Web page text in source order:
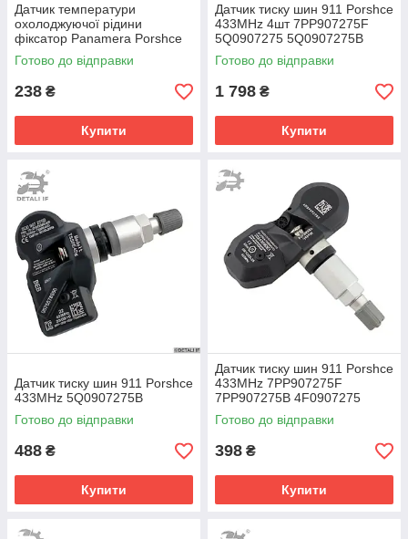
Датчик температури
охолоджуючої рідини
фіксатор Panamera Porshce
06A919501 06A919501A
032121142
Готово до відправки
238 ₴
Купити
Датчик тиску шин 911 Porshce
433MHz 4шт 7PP907275F
5Q0907275 5Q0907275B
Готово до відправки
1 798 ₴
Купити
Датчик тиску шин 911 Porshce
433MHz 5Q0907275B
Готово до відправки
488 ₴
Купити
Датчик тиску шин 911 Porshce
433MHz 7PP907275F
7PP907275B 4F0907275
4F0907275D
Готово до відправки
398 ₴
Купити